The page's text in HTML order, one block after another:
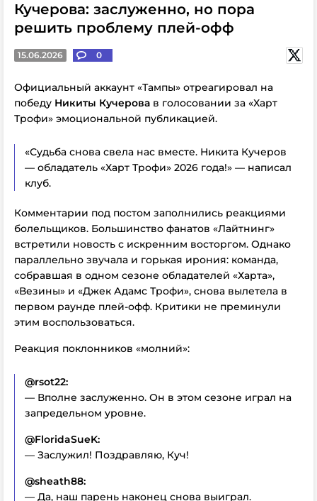
Кучерова: заслуженно, но пора
решить проблему плей-офф
15.06.2026 0
Официальный аккаунт «Тампы» отреагировал на
победу Никиты Кучерова в голосовании за «Харт
Трофи» эмоциональной публикацией.
«Судьба снова свела нас вместе. Никита Кучеров
— обладатель «Харт Трофи» 2026 года!» — написал
клуб.
Комментарии под постом заполнились реакциями
болельщиков. Большинство фанатов «Лайтнинг»
встретили новость с искренним восторгом. Однако
параллельно звучала и горькая ирония: команда,
собравшая в одном сезоне обладателей «Харта»,
«Везины» и «Джек Адамс Трофи», снова вылетела в
первом раунде плей-офф. Критики не преминули
этим воспользоваться.
Реакция поклонников «молний»:
@rsot22:
— Вполне заслуженно. Он в этом сезоне играл на
запредельном уровне.
@FloridaSueK:
— Заслужил! Поздравляю, Куч!
@sheath88:
— Да, наш парень наконец снова выиграл.